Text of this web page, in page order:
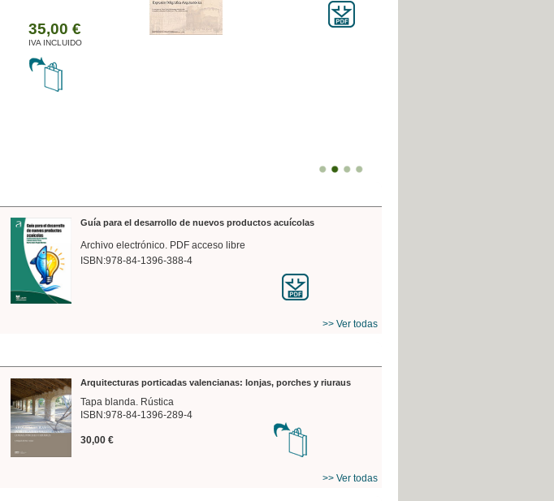
Guía para el desarrollo de nuevos productos acuícolas
Archivo electrónico. PDF acceso libre
ISBN:978-84-1396-388-4
>> Ver todas
Arquitecturas porticadas valencianas: lonjas, porches y riuraus
Tapa blanda. Rústica
ISBN:978-84-1396-289-4
30,00 €
>> Ver todas